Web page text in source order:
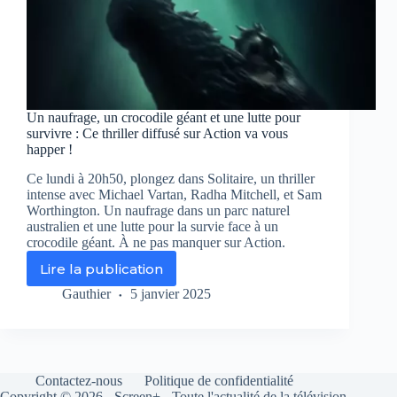
Un naufrage, un crocodile géant et une lutte pour
survivre : Ce thriller diffusé sur Action va vous
happer !
Ce lundi à 20h50, plongez dans Solitaire, un thriller
intense avec Michael Vartan, Radha Mitchell, et Sam
Worthington. Un naufrage dans un parc naturel
australien et une lutte pour la survie face à un
crocodile géant. À ne pas manquer sur Action.
Lire la publication
Un
naufrage,
une
lutte
Gauthier 5 janvier 2025
Contactez-nous
Politique de confidentialité